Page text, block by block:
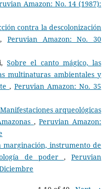
Amazon: No. 14 (1987):
contra la descolonización
, Peruvian Amazon: No. 30
Sobre el canto mágico, las
multinaturas ambientales y
,Peruvian Amazon: No. 35
Manifestaciones arqueológicas
,Peruvian Amazon:
marginación, instrumento de
de poder ,Peruvian